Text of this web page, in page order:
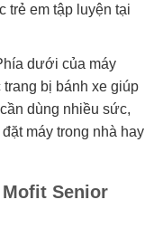
trẻ em tập luyện tại
dưới của máy
bị bánh xe giúp
dùng nhiều sức,
máy trong nhà hay
Senior